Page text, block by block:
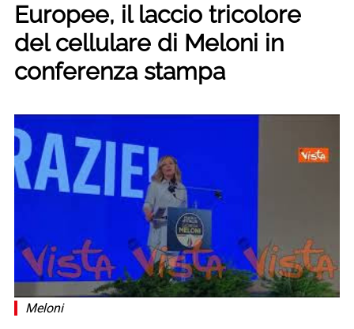
Europee, il laccio tricolore
del cellulare di Meloni in
conferenza stampa
Meloni